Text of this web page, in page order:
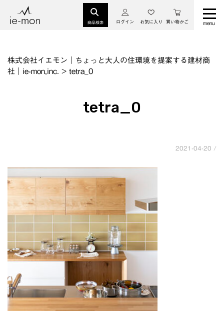
商品検索 ログイン お気に入り 買い物かご
株式会社イエモン｜ちょっと大人の住環境を提案する建材商
社｜ie-mon,inc. > tetra_0
tetra_0
2021-04-20 /